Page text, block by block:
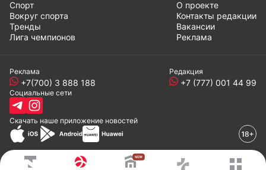
Спорт
Вокруг спорта
Тренды
Лига чемпионов
О проекте
Контакты редакции
Вакансии
Реклама
Реклама
+7(700) 3 888 188
Редакция
+7 (777) 001 44 99
Социальные сети
Скачать наше приложение новостей